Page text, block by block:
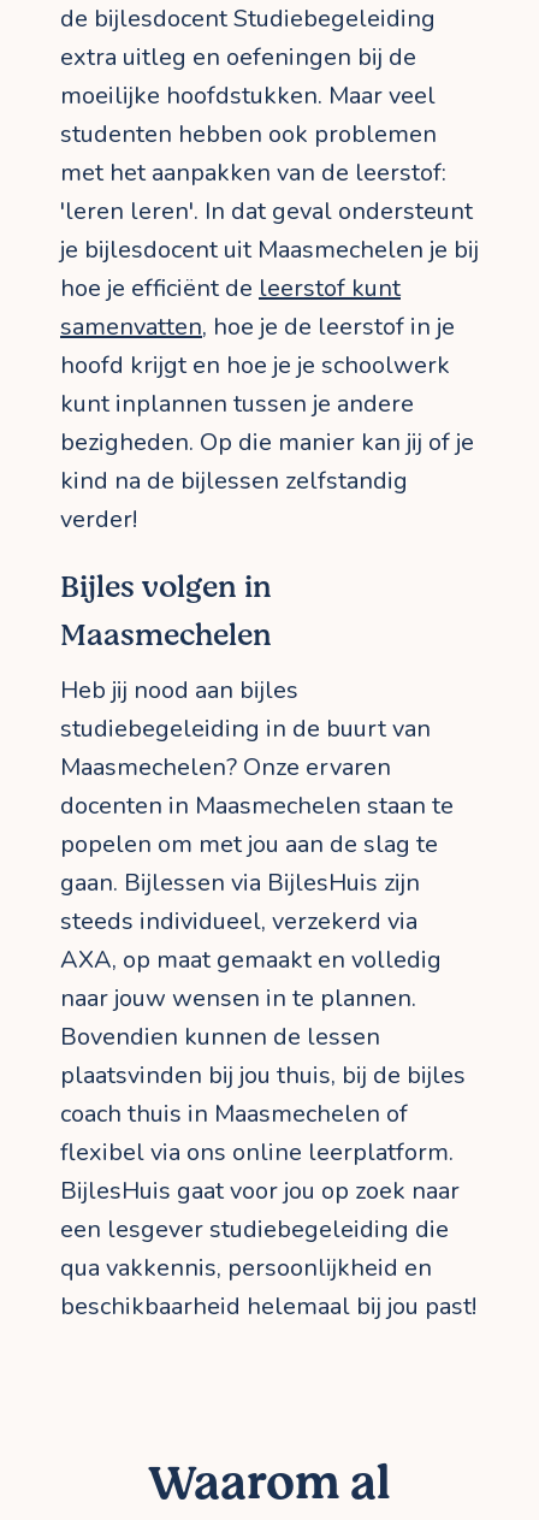
de bijlesdocent Studiebegeleiding
extra uitleg en oefeningen bij de
moeilijke hoofdstukken. Maar veel
studenten hebben ook problemen
met het aanpakken van de leerstof:
'leren leren'. In dat geval ondersteunt
je bijlesdocent uit Maasmechelen je bij
hoe je efficiënt de leerstof kunt
samenvatten, hoe je de leerstof in je
hoofd krijgt en hoe je je schoolwerk
kunt inplannen tussen je andere
bezigheden. Op die manier kan jij of je
kind na de bijlessen zelfstandig
verder!
Bijles volgen in
Maasmechelen
Heb jij nood aan bijles
studiebegeleiding in de buurt van
Maasmechelen? Onze ervaren
docenten in Maasmechelen staan te
popelen om met jou aan de slag te
gaan. Bijlessen via BijlesHuis zijn
steeds individueel, verzekerd via
AXA, op maat gemaakt en volledig
naar jouw wensen in te plannen.
Bovendien kunnen de lessen
plaatsvinden bij jou thuis, bij de bijles
coach thuis in Maasmechelen of
flexibel via ons online leerplatform.
BijlesHuis gaat voor jou op zoek naar
een lesgever studiebegeleiding die
qua vakkennis, persoonlijkheid en
beschikbaarheid helemaal bij jou past!
Waarom al